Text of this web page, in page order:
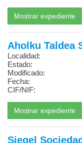
Aholku Taldea
Localidad:
Estado:
Modificado:
Fecha:
CIF/NIF:
Siegel